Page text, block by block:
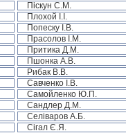
Піскун С.М.
Плохой І.І.
Попеску І.В.
Прасолов І.М.
Притика Д.М.
Пшонка А.В.
Рибак В.В.
Савченко І.В.
Самойленко Ю.П.
Сандлер Д.М.
Селіваров А.Б.
Сігал Є.Я.